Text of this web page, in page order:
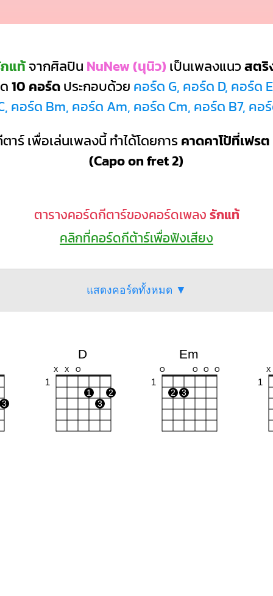
แท้จากศิลปิน NuNew (นุนิว) เป็นเพลงแนวสตริ
ด10 คอร์ดประกอบด้วย คอร์ด G, คอร์ด D, คอร์ด
คอร์ด Bm, คอร์ด Am, คอร์ด Cm, คอร์ด B7, คอ
าร์ เพื่อเล่นเพลงนี้ ทำได้โดยการ คาดคาโป้ที่เฟร
(Capo on fret 2)
ตารางคอร์ดกีตาร์ของคอร์ดเพลงรักแท้
คลิกที่คอร์ดกีต้าร์เพื่อฟังเสียง
แสดงคอร์ดทั้งหมด ▼
3
D
X X O
1
1
2
3
Em
O O O O
1
2 3
X
1